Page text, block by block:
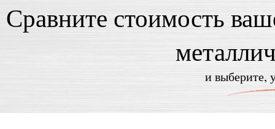
Сравните стоимость
и выберите,